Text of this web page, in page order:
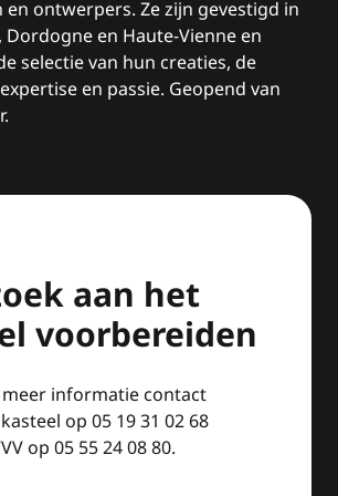
ontwerpers. Ze zijn gevestigd in
Dordogne en Haute-Vienne en
selectie van hun creaties, de
en passie. Geopend van
aan het
voorbereiden
informatie contact
op 05 19 31 02 68
op 05 55 24 08 80.